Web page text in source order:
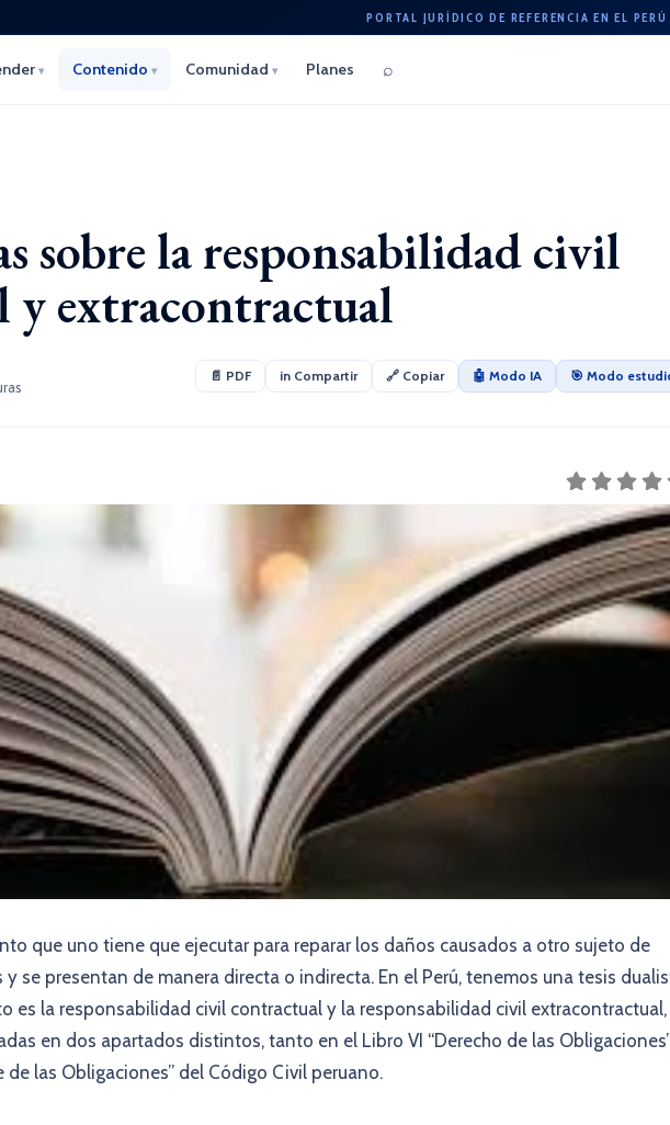
PORTAL JURÍDICO DE REFERENCIA EN EL PERÚ
▾ Contenido ▾ Comunidad ▾ Planes ⌕
sobre la responsabilidad civil
y extracontractual
📄 PDF in Compartir 🔗 Copiar 🤖 Modo IA 🎯 Modo
que uno tiene que ejecutar para reparar los daños causados a otro sujeto de
se presentan de manera directa o indirecta. En el Perú, tenemos una tesis
es la responsabilidad civil contractual y la responsabilidad civil extracontractual,
en dos apartados distintos, tanto en el Libro VI “Derecho de las
de las Obligaciones” del Código Civil peruano.